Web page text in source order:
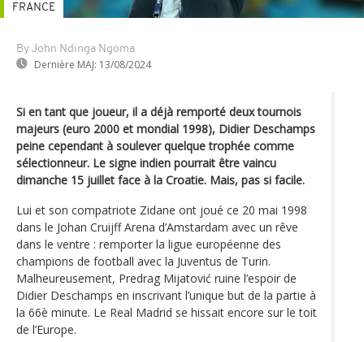
By John Ndinga Ngoma
Dernière MAJ: 13/08/2024
FRANCE
Si en tant que joueur, il a déjà remporté deux tournois
majeurs (euro 2000 et mondial 1998), Didier Deschamps
peine cependant à soulever quelque trophée comme
sélectionneur. Le signe indien pourrait être vaincu
dimanche 15 juillet face à la Croatie. Mais, pas si facile.
Lui et son compatriote Zidane ont joué ce 20 mai 1998
dans le Johan Cruijff Arena d’Amstardam avec un rêve
dans le ventre : remporter la ligue européenne des
champions de football avec la Juventus de Turin.
Malheureusement, Predrag Mijatović ruine l’espoir de
Didier Deschamps en inscrivant l’unique but de la partie à
la 66è minute. Le Real Madrid se hissait encore sur le toit
de l’Europe.